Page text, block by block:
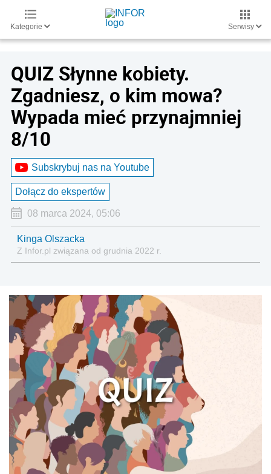
Kategorie Serwisy
QUIZ Słynne kobiety.
Zgadniesz, o kim mowa?
Wypada mieć przynajmniej
8/10
Subskrybuj nas na Youtube
Dołącz do ekspertów
08 marca 2024, 05:06
Kinga Olszacka
Z Infor.pl związana od grudnia 2022 r.